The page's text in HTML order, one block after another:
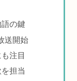
の鍵
送開始
注目
担当